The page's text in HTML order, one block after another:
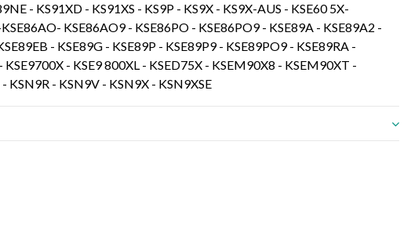
- KS91XD - KS91XS - KS9P - KS9X - KS9X-AUS - KSE60 5X-
KSE86AO9 - KSE86PO - KSE86PO9 - KSE89A - KSE89A2 -
- KSE89G - KSE89P - KSE89P9 - KSE89PO9 - KSE89RA -
KSE9700X - KSE9 800XL - KSED75X - KSEM90X8 - KSEM90XT -
KSN9R - KSN9V - KSN9X - KSN9XSE